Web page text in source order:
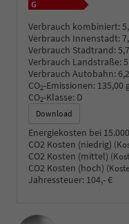
Verbrauch kombiniert:
Verbrauch Innenstadt:
Verbrauch Stadtrand:
Verbrauch Landstraße:
Verbrauch Autobahn:
CO2-Emissionen: 135,00
CO2-Klasse: D
Download
Energiekosten bei
CO2 Kosten (niedrig)
CO2 Kosten (mittel)
CO2 Kosten (hoch)
Jahressteuer: 104,- €